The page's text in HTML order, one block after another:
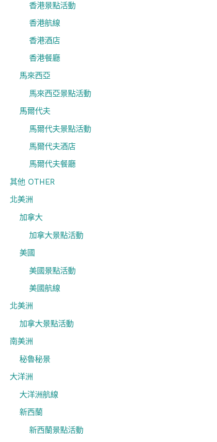
香港景點活動
香港航線
香港酒店
香港餐廳
馬來西亞
馬來西亞景點活動
馬爾代夫
馬爾代夫景點活動
馬爾代夫酒店
馬爾代夫餐廳
其他 OTHER
北美洲
加拿大
加拿大景點活動
美國
美國景點活動
美國航線
北美洲
加拿大景點活動
南美洲
秘魯秘景
大洋洲
大洋洲航線
新西蘭
新西蘭景點活動